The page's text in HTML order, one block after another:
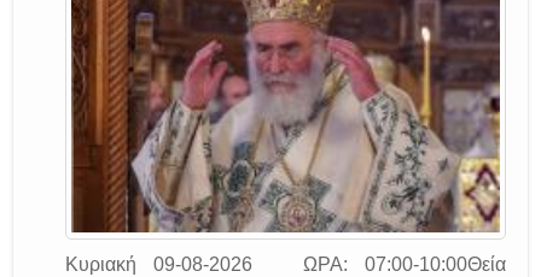
Κυριακή 09-08-2026 ΩΡΑ: 07:00-10:00Θεία